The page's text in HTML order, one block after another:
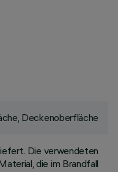
Deckenoberfläche
Die verwendeten
die im Brandfall